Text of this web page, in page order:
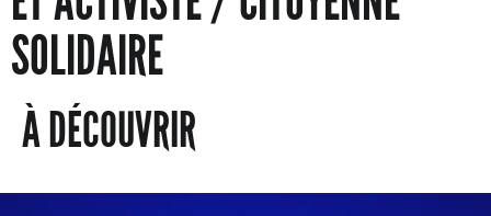
SOLIDAIRE
À DÉCOUVRIR